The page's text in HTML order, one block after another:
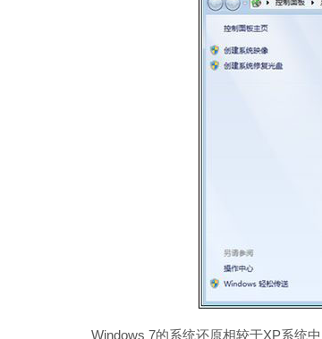
Windows 7的系统还原相较于XP系统中